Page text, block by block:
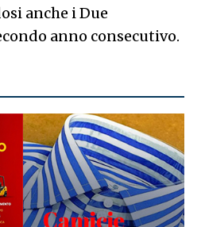
anche i Due
anno consecutivo.